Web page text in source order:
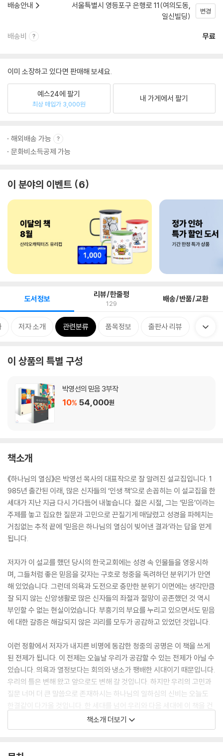
배송안내
서울특별시 영등포구 은행로 11(여의도동,
일신빌딩)
변경
배송비 무료
이미 소장하고 있다면 판매해 보세요.
예스24에 팔기
최상 매입가 3,000원
내 가게에서 팔기
해외배송 가능
문화비소득공제 가능
이 분야의 이벤트 6
도서정보 리뷰/한줄평
129 배송/반품/교환
저자 소개 관련분류 품목정보 출판사 리뷰
이 상품의 특별 구성
박영선의 믿음 3부작
10% 54,000원
책소개
《하나님의 열심》은 박영선 목사의 대표작으로 잘 알려진 설교집입니다. 1
985년 출간된 이래, 많은 신자들의 ‘인생 책’으로 손꼽히는 이 설교집을 한
세대가 지난 지금 다시 가다듬어 내놓습니다. 젊은 시절, 그는 ‘믿음’이라는
주제를 놓고 집요한 질문과 고민으로 끈질기게 매달렸고 성경을 파헤치는
거침없는 추적 끝에 ‘믿음은 하나님의 열심이 빚어낸 결과’라는 답을 얻게
됩니다.
저자가 이 설교를 했던 당시의 한국교회에는 성경 속 인물들을 영웅시하
며, 그들처럼 좋은 믿음을 갖자는 구호로 청중을 독려하던 분위기가 만연
해 있었습니다. 그런데 의욕과 도전으로 충만한 분위기 이면에는 생각만큼
잘 되지 않는 신앙생활로 많은 신자들의 좌절과 절망이 공존했던 것 역시
부인할 수 없는 현실이었습니다. 부흥기의 부요를 누리고 있으면서도 믿음
에 대한 갈증은 해갈되지 않은 괴리를 모두가 공감하고 있었던 것입니다.
이런 정황에서 저자가 내지른 비명에 동감한 청중의 공명은 이 책을 쓰게
된 전제가 됩니다. 이 전제는 오늘날 우리가 공감할 수 있는 전제가 아닐 수
있습니다. 의욕과 열정보다는 회의와 냉소가 팽배한 시대이기 때문입니다.
우리의 틀은 변해 왔고 앞으로도 변해 갈 것입니다. 하지만 우리의 고민과
질문 너머 더 큰 말씀으로 존재하시는 하나님의 일하심의 신비는 오늘도
한결같이 다가올 것입니다. 한 세대를 넘어 우리와 다음 세대에 이 책을 건
네주는 의미가 바로 여기에 있습니다. 수많은 신자들의 절망과 좌절에 공
감하면서 ‘하나님께 열심’이 아닌 ‘하나님의 열심’으로 답을 얻은 이 책이
손에게도 하나님의 일하심의 신비를 새롭게 발견하게 해 줄 계기가 될 것
책소개 더보기